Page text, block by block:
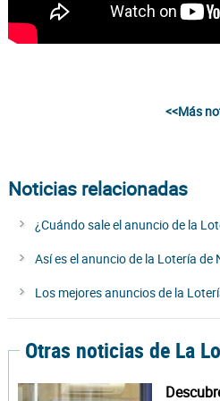
<<Más
Noticias relacionadas
¿Cuándo sale el anuncio de la
Así es el anuncio de la Lotería de
Los mejores anuncios de la
Otras noticias de La